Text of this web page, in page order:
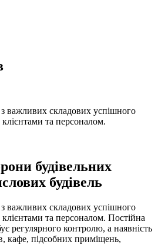
з важливих складових успішного
клієнтами та персоналом.
будівельних
будівель
з важливих складових успішного
клієнтами та персоналом. Постійна
регулярного контролю, а наявність
кафе, підсобних приміщень,